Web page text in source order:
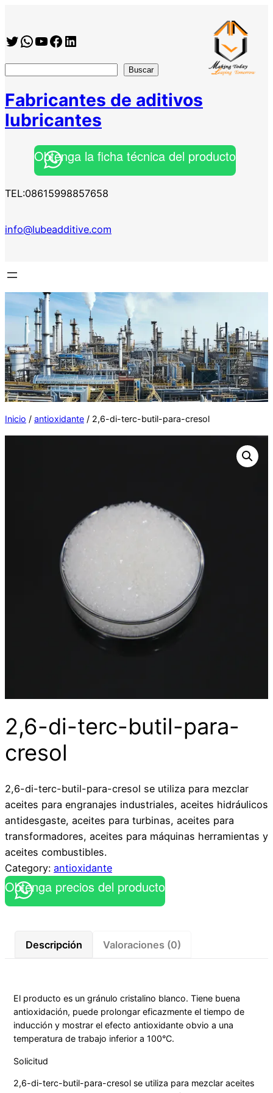
Twitter
WhatsApp
YouTube
Facebook
https://www.linkedin.com/company/shanghai-minglan-chemical-co–ltd
Buscar
Fabricantes de aditivos
lubricantes
Obtenga la ficha técnica del producto
TEL:08615998857658
info@lubeadditive.com
Inicio / antioxidante / 2,6-di-terc-butil-para-cresol
2,6-di-terc-butil-para-
cresol
2,6-di-terc-butil-para-cresol se utiliza para mezclar
aceites para engranajes industriales, aceites hidráulicos
antidesgaste, aceites para turbinas, aceites para
transformadores, aceites para máquinas herramientas y
aceites combustibles.
Category: antioxidante
Obtenga precios del producto
Descripción Valoraciones (0)
El producto es un gránulo cristalino blanco. Tiene buena
antioxidación, puede prolongar eficazmente el tiempo de
inducción y mostrar el efecto antioxidante obvio a una
temperatura de trabajo inferior a 100°C.
Solicitud
2,6-di-terc-butil-para-cresol se utiliza para mezclar aceites